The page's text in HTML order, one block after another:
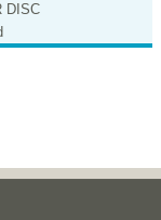
DISC